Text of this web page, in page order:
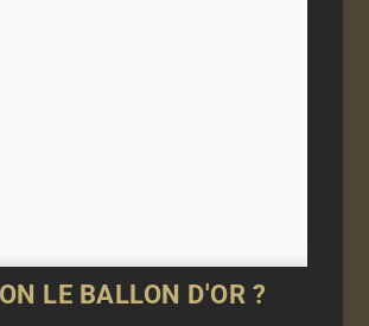
LE BALLON D'OR ?